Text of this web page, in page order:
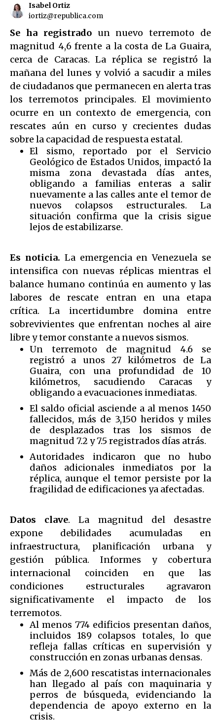
Isabel Ortiz
iortiz@republica.com
Se ha registradoun nuevo terremoto de
magnitud 4,6 frente a la costa de La Guaira,
cerca de Caracas. La réplica se registró la
mañana del lunes y volvió a sacudir a miles
de ciudadanos que permanecen en alerta tras
los terremotos principales. El movimiento
ocurre en un contexto de emergencia, con
rescates aún en curso y crecientes dudas
sobre la capacidad de respuesta estatal.
El sismo, reportado por el Servicio
Geológico de Estados Unidos, impactó la
misma zona devastada días antes,
obligando a familias enteras a salir
nuevamente a las calles ante el temor de
nuevos colapsos estructurales. La
situación confirma que la crisis sigue
lejos de estabilizarse.
Es noticia. La emergencia en Venezuela se
intensifica con nuevas réplicas mientras el
balance humano continúa en aumento y las
labores de rescate entran en una etapa
crítica. La incertidumbre domina entre
sobrevivientes que enfrentan noches al aire
libre y temor constante a nuevos sismos.
Un terremoto de magnitud 4.6 se
registró a unos 27 kilómetros de La
Guaira, con una profundidad de 10
kilómetros, sacudiendo Caracas y
obligando a evacuaciones inmediatas.
El saldo oficial asciende a al menos 1450
fallecidos, más de 3,150 heridos y miles
de desplazados tras los sismos de
magnitud 7.2 y 7.5 registrados días atrás.
Autoridades indicaron que no hubo
daños adicionales inmediatos por la
réplica, aunque el temor persiste por la
fragilidad de edificaciones ya afectadas.
Datos clave. La magnitud del desastre
expone debilidades acumuladas en
infraestructura, planificación urbana y
gestión pública. Informes y cobertura
internacional coinciden en que las
condiciones estructurales agravaron
significativamente el impacto de los
terremotos.
Al menos 774 edificios presentan daños,
incluidos 189 colapsos totales, lo que
refleja fallas críticas en supervisión y
construcción en zonas urbanas densas.
Más de 2,600 rescatistas internacionales
han llegado al país con maquinaria y
perros de búsqueda, evidenciando la
dependencia de apoyo externo en la
crisis.